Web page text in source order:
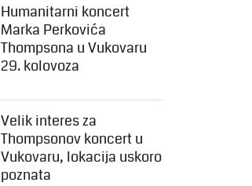
Humanitarni koncert
Marka Perkovića
Thompsona u Vukovaru
29. kolovoza
Velik interes za
Thompsonov koncert u
Vukovaru, lokacija uskoro
poznata